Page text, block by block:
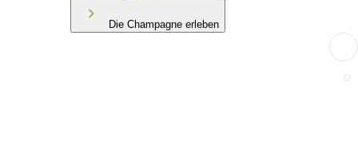
Die Champagne erleben